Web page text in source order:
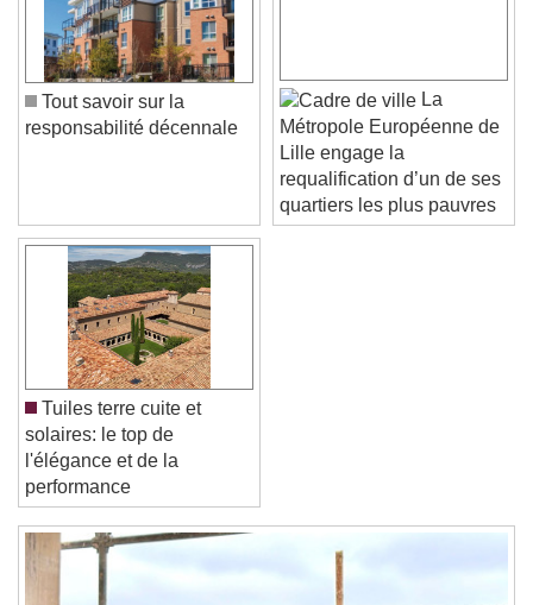
Color Opacity
Caption Area Background
Color
Font Size
Text Edge Style
Font Family
Reset
Done
Close Modal Dialog
End of dialog window.
Tout savoir sur la
La
Métropole Européenne de
Lille engage la
requalification d’un de ses
quartiers les plus pauvres
Tuiles terre cuite et
solaires: le top de
l'élégance et de la
performance